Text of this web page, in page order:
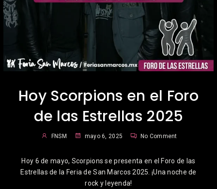
Hoy Scorpions en el Foro
de las Estrellas 2025
FNSM mayo 6, 2025 No Comment
Hoy 6 de mayo, Scorpions se presenta en el Foro de las
Estrellas de la Feria de San Marcos 2025. ¡Una noche de
rock y leyenda!